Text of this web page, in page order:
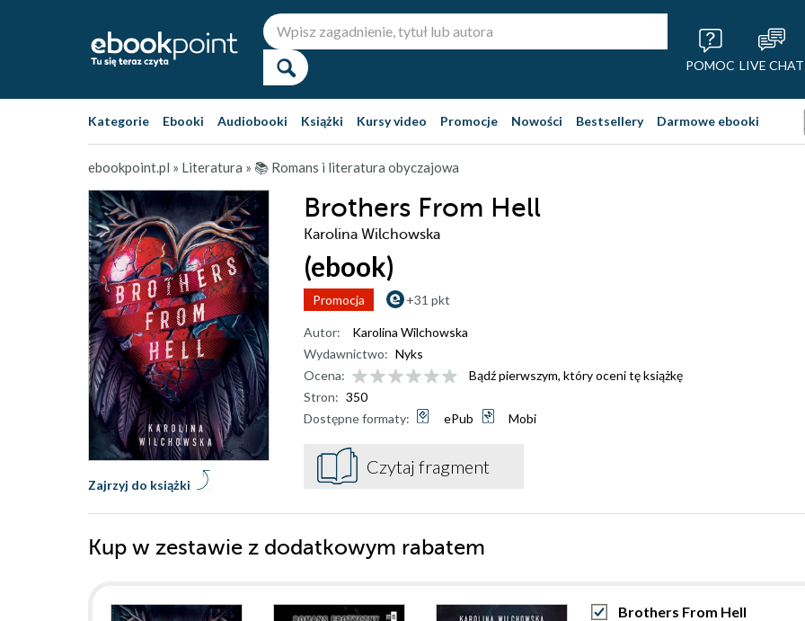
POMOC LIVE CHAT
Kategorie Ebooki Audiobooki Książki Kursy video Promocje Nowości Bestsellery Darmowe ebooki
ebookpoint.pl » Literatura » 📚 Romans i literatura obyczajowa
Brothers From Hell
Karolina Wilchowska
(ebook)
Promocja +31 pkt
Zajrzyj do książki
Autor:
Karolina Wilchowska
Wydawnictwo: Nyks
Ocena:
Bądź pierwszym, który oceni tę książkę
Stron: 350
Dostępne formaty:
ePub Mobi
Czytaj fragment
Kup w zestawie z dodatkowym rabatem
Brothers From Hell